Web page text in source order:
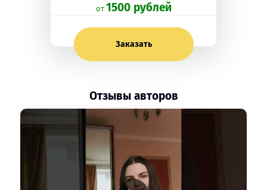
oт 1500 рублей
Заказать
Отзывы авторов